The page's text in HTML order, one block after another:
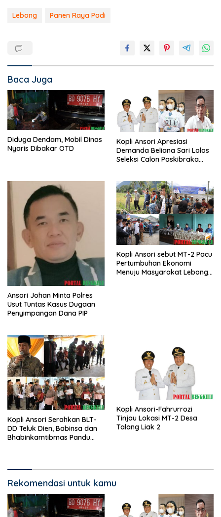
Lebong Panen Raya Padi
Baca Juga
Diduga Dendam, Mobil Dinas
Nyaris Dibakar OTD
Kopli Ansori Apresiasi
Demanda Beliana Sari Lolos
Seleksi Calon Paskibraka
Ansori Johan Minta Polres
Usut Tuntas Kasus Dugaan
Penyimpangan Dana PIP
Kopli Ansori sebut MT-2 Pacu
Pertumbuhan Ekonomi
Menuju Masyarakat Lebong
Kopli Ansori Serahkan BLT-
DD Teluk Dien, Babinsa dan
Bhabinkamtibmas Pandu
Kopli Ansori-Fahrurrozi
Tinjau Lokasi MT-2 Desa
Talang Liak 2
Rekomendasi untuk kamu